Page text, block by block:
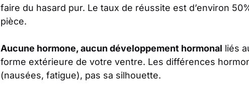
faire du hasard pur. Le taux de réussite est d’environ
pièce.
Aucune hormone, aucun développement hormonal liés
forme extérieure de votre ventre. Les différences
(nausées, fatigue), pas sa silhouette.